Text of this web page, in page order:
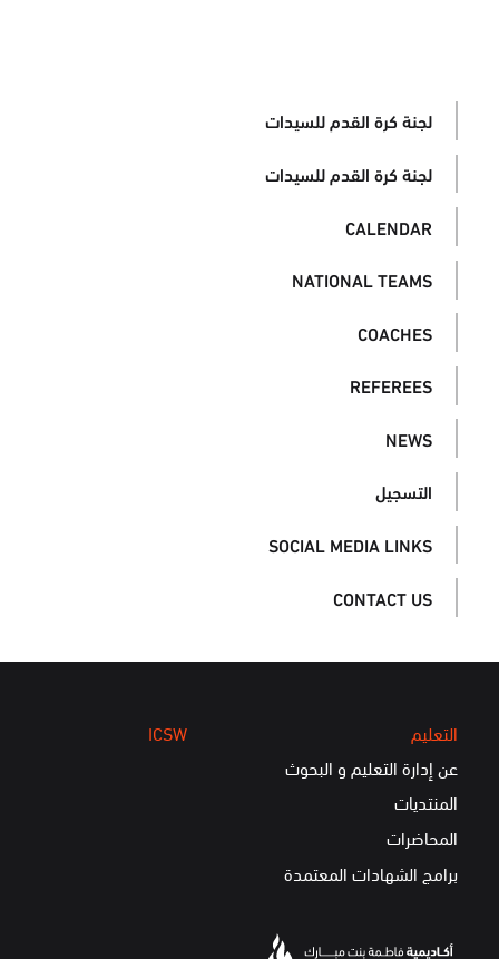
لجنة كرة القدم للسيدات
لجنة كرة القدم للسيدات
CALENDAR
NATIONAL TEAMS
COACHES
REFEREES
NEWS
التسجيل
SOCIAL MEDIA LINKS
CONTACT US
التعليم
عن إدارة التعليم و البحوث
المنتديات
المحاضرات
برامج الشهادات المعتمدة
ICSW